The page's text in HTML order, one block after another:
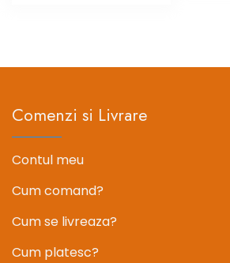
Comenzi si Livrare
Contul meu
Cum comand?
Cum se livreaza?
Cum platesc?